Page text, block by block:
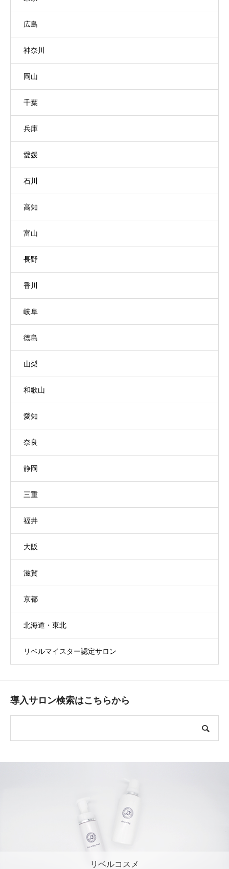
広島
神奈川
岡山
千葉
兵庫
愛媛
石川
高知
富山
長野
香川
岐阜
徳島
山梨
和歌山
愛知
奈良
静岡
三重
福井
大阪
滋賀
京都
北海道・東北
リベルマイスター認定サロン
導入サロン検索はこちらから
リベルコスメ